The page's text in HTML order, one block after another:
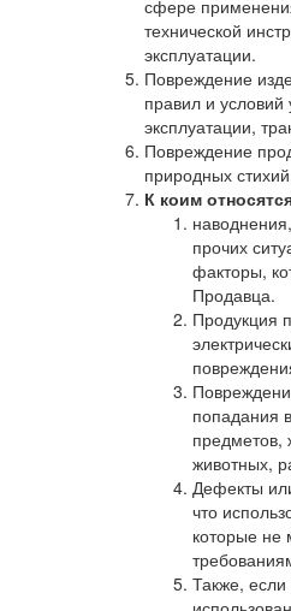
сфере
технической
эксплуатации.
Повреждение
правил и условий
эксплуатации,
Повреждение
природных
К коим
прочих
факторы,
Продавца.
Продукция
попадания
предметов,
животных,
Дефекты
что
которые не
Также,